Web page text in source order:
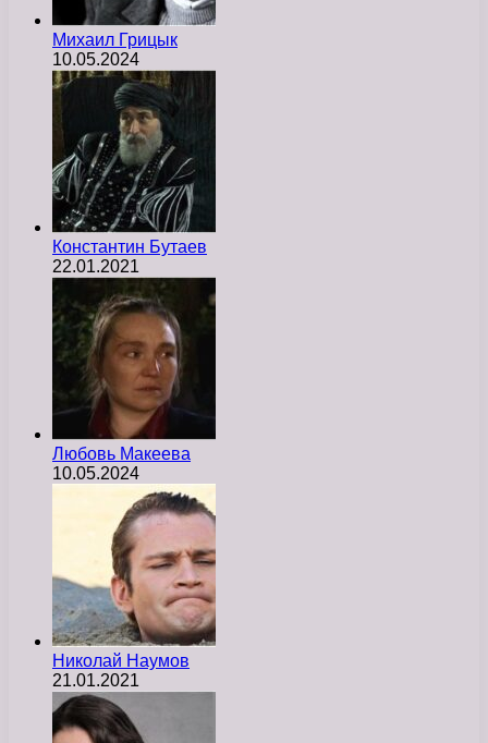
Михаил Грицык
10.05.2024
Константин Бутаев
22.01.2021
Любовь Макеева
10.05.2024
Николай Наумов
21.01.2021